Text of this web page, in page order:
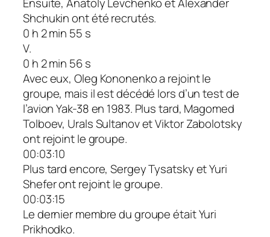
Shchukin ont été recrutés.
0 h 2 min 55 s
V.
0 h 2 min 56 s
Avec eux, Oleg Kononenko a rejoint le
groupe, mais il est décédé lors d’un test de
l’avion Yak-38 en 1983. Plus tard, Magomed
Tolboev, Urals Sultanov et Viktor Zabolotsky
ont rejoint le groupe.
00:03:10
Plus tard encore, Sergey Tysatsky et Yuri
Shefer ont rejoint le groupe.
00:03:15
Le dernier membre du groupe était Yuri
Prikhodko.